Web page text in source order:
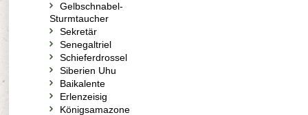
Gelbschnabel-
Sturmtaucher
Sekretär
Senegaltriel
Schieferdrossel
Siberien Uhu
Baikalente
Erlenzeisig
Königsamazone